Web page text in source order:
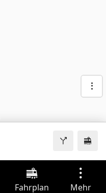
Fahrplan Mehr